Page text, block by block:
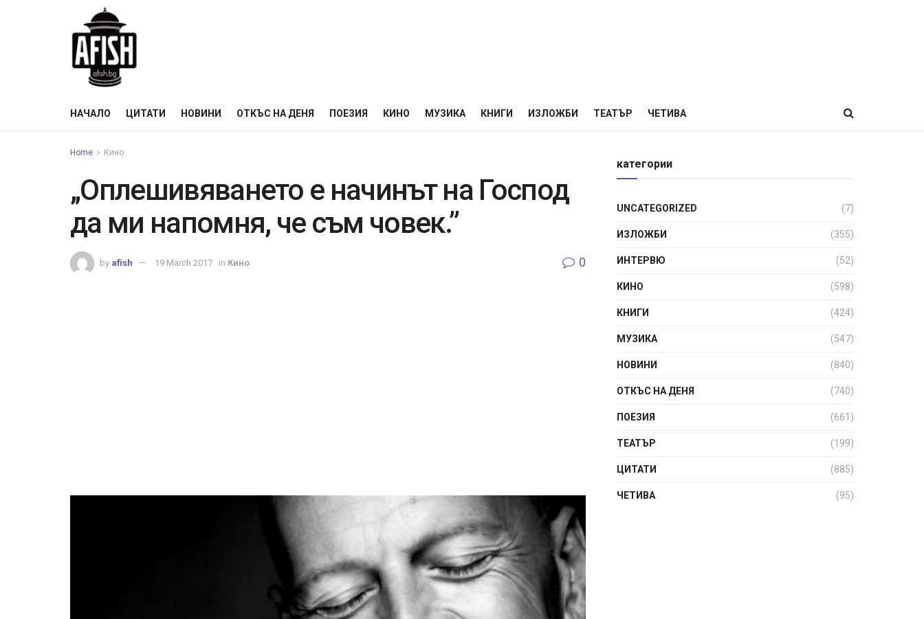
НАЧАЛО ЦИТАТИ НОВИНИ ОТКЪС НА ДЕНЯ ПОЕЗИЯ КИНО МУЗИКА КНИГИ ИЗЛОЖБИ ТЕАТЪР ЧЕТИВА
Home Кино
„Оплешивяването е начинът на Господ
да ми напомня, че съм човек.”
by afish 19 March 2017 in Кино 0
категории
UNCATEGORIZED (7)
ИЗЛОЖБИ (355)
ИНТЕРВЮ (52)
КИНО (598)
КНИГИ (424)
МУЗИКА (547)
НОВИНИ (840)
ОТКЪС НА ДЕНЯ (740)
ПОЕЗИЯ (661)
ТЕАТЪР (199)
ЦИТАТИ (885)
ЧЕТИВА (95)